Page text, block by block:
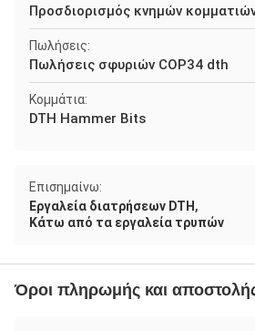
Προσδιορισμός κνημών
Πωλήσεις:
Πωλήσεις σφυριών COP34 dth
Κομμάτια:
DTH Hammer Bits
Επισημαίνω:
Εργαλεία διατρήσεων DTH ,
Κάτω από τα εργαλεία τρυπών
Όροι πληρωμής και